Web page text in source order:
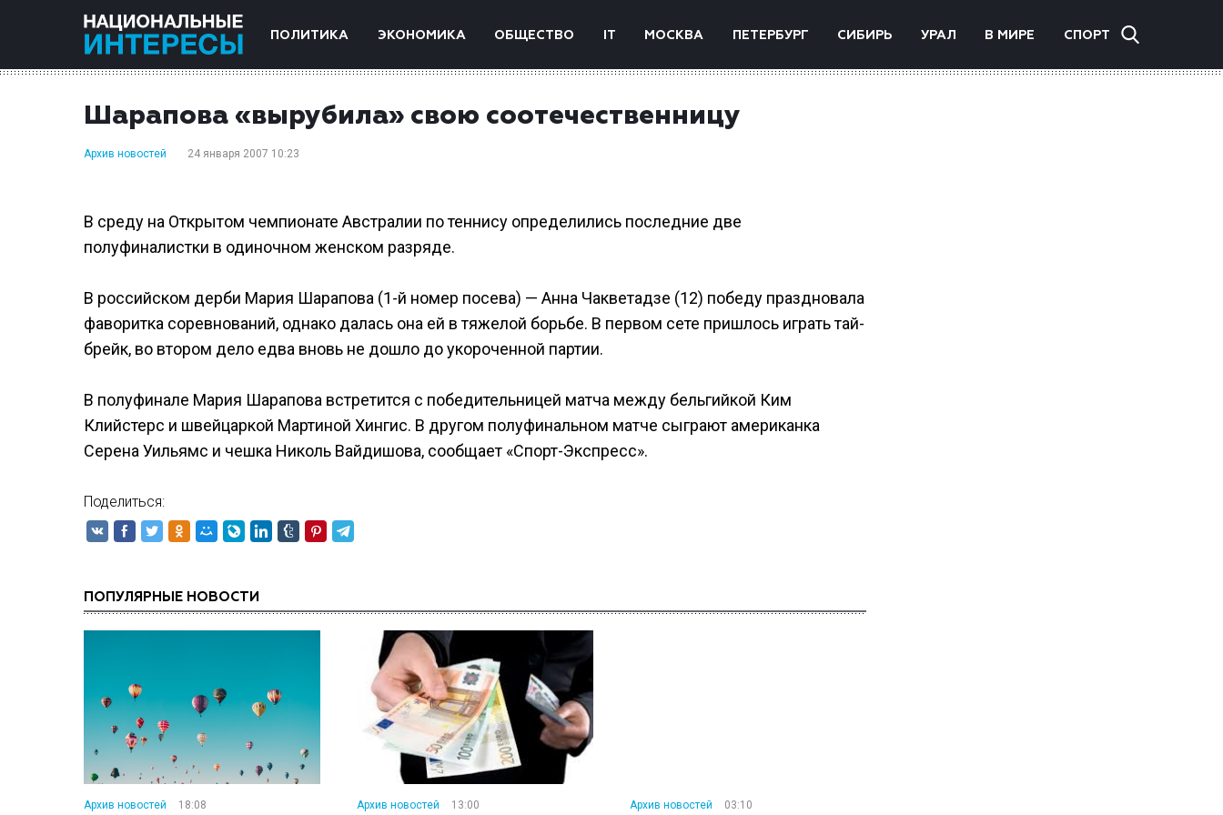
ПОЛИТИКА ЭКОНОМИКА ОБЩЕСТВО IT МОСКВА ПЕТЕРБУРГ СИБИРЬ УРАЛ В МИРЕ СПОРТ
Шарапова «вырубила» свою соотечественницу
Архив новостей 24 января 2007 10:23
В среду на Открытом чемпионате Австралии по теннису определились последние две
полуфиналистки в одиночном женском разряде.
В российском дерби Мария Шарапова (1-й номер посева) — Анна Чакветадзе (12) победу праздновала
фаворитка соревнований, однако далась она ей в тяжелой борьбе. В первом сете пришлось играть тай-
брейк, во втором дело едва вновь не дошло до укороченной партии.
В полуфинале Мария Шарапова встретится с победительницей матча между бельгийкой Ким
Клийстерс и швейцаркой Мартиной Хингис. В другом полуфинальном матче сыграют американка
Серена Уильямс и чешка Николь Вайдишова, сообщает «Спорт-Экспресс».
Поделиться:
ПОПУЛЯРНЫЕ НОВОСТИ
Архив новостей 18:08 Архив новостей 13:00 Архив новостей 03:10